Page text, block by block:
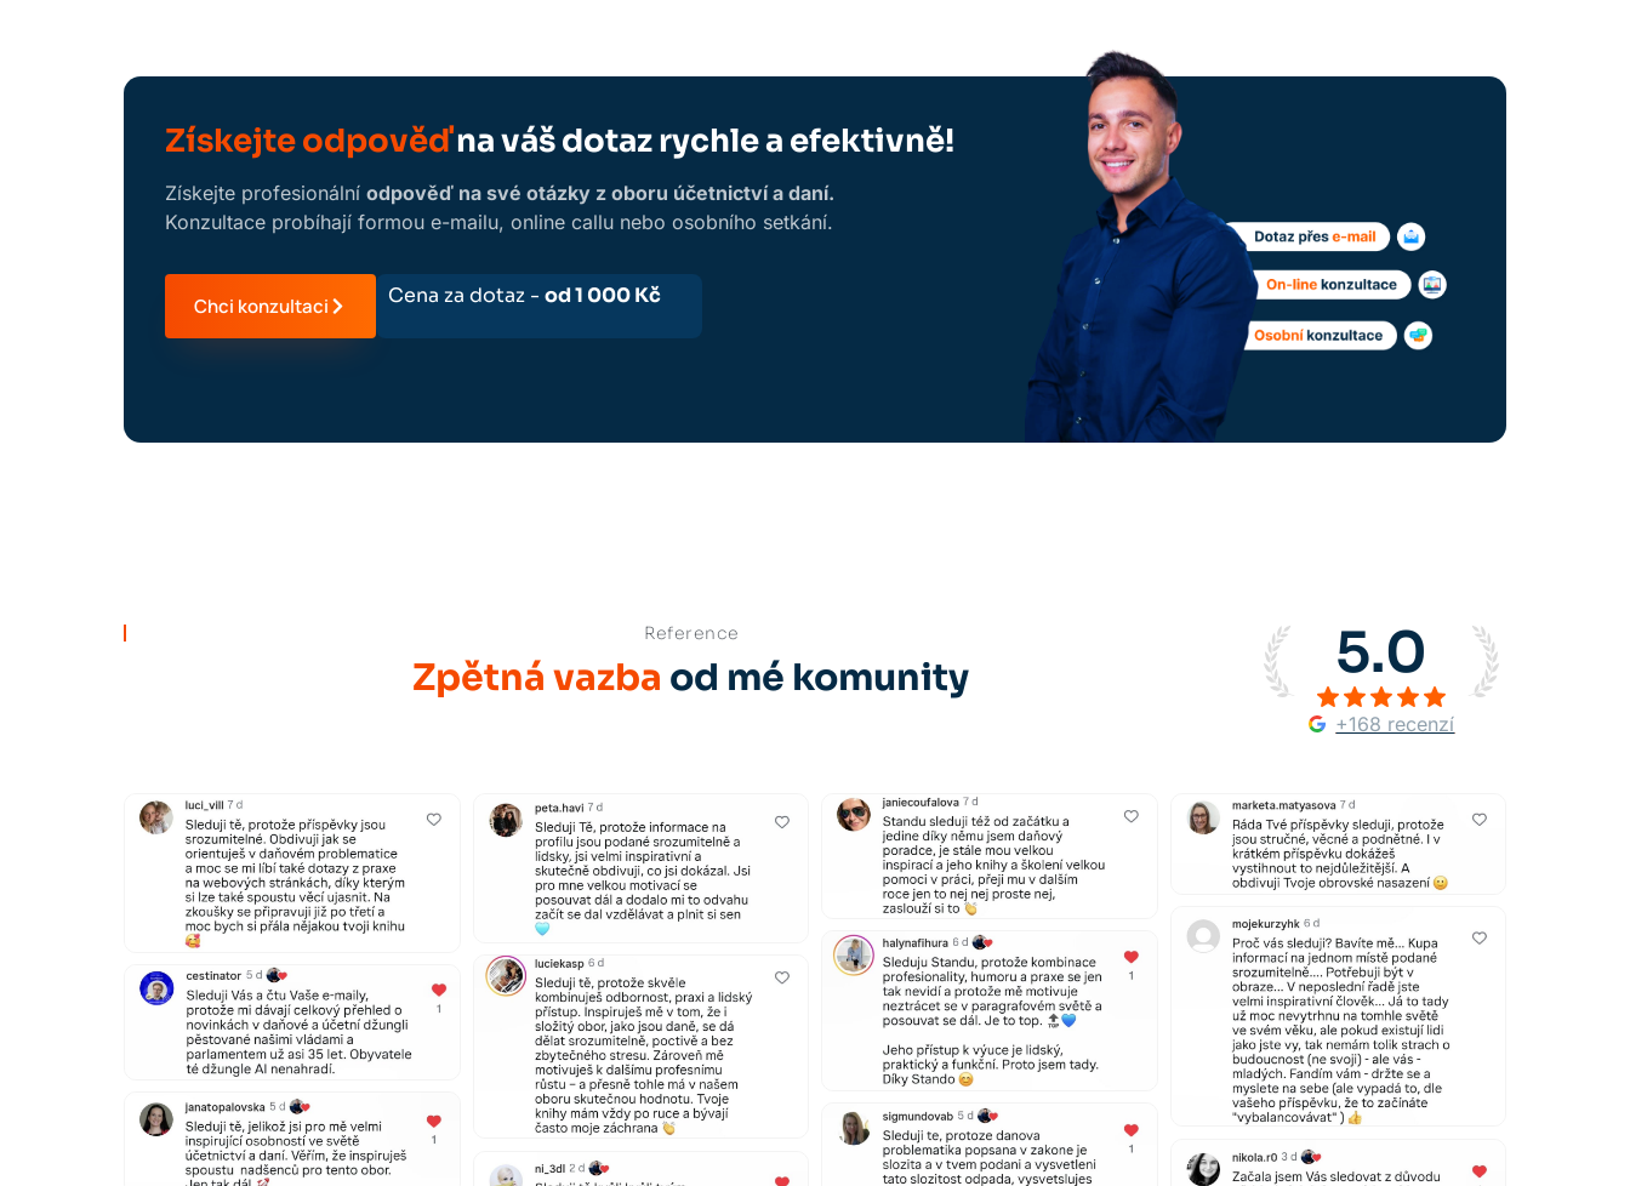
Získejte odpověďna váš dotaz rychle a efektivně!
Získejte profesionální odpověď na své otázky z oboru účetnictví a daní.
Konzultace probíhají formou e-mailu, online callu nebo osobního setkání.
Chci konzultaci Cena za dotaz - od 1 000 Kč
Reference
Zpětná vazba od mé komunity 5.0
+168 recenzí